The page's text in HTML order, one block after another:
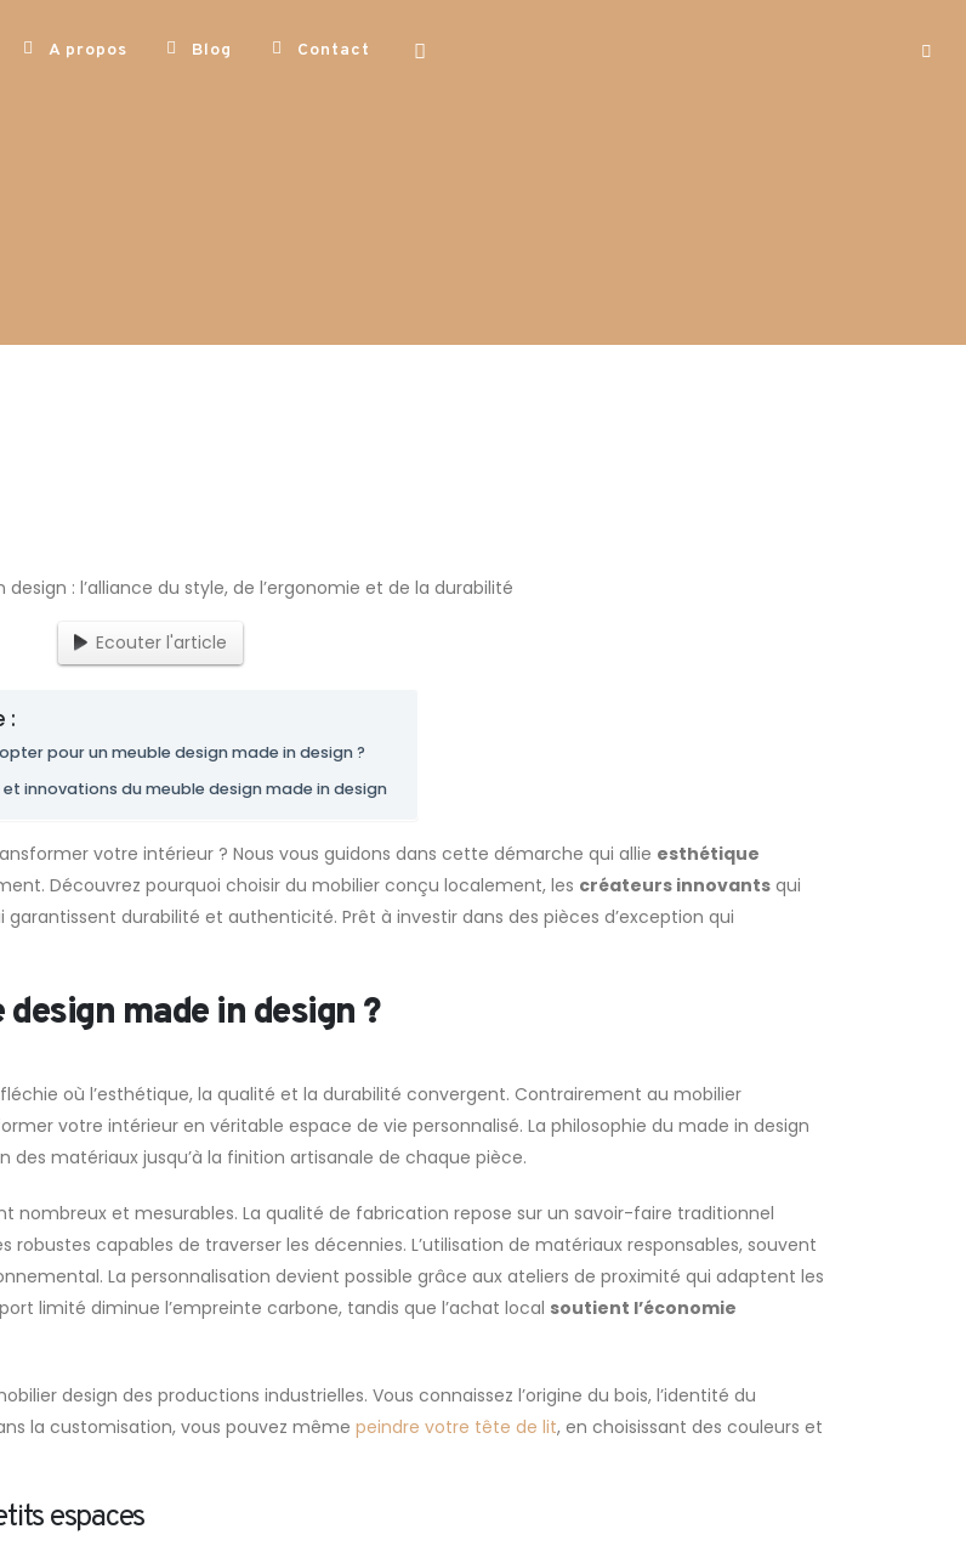
A propos Blog Contact
Ecouter l'article
:
pour un meuble design made in design ?
et innovations du meuble design made in design
votre intérieur ? Nous vous guidons dans cette démarche qui allie esthétique
Découvrez pourquoi choisir du mobilier conçu localement, les créateurs innovants qui
garantissent durabilité et authenticité. Prêt à investir dans des pièces d’exception qui
made in design ?
où l’esthétique, la qualité et la durabilité convergent. Contrairement au mobilier
votre intérieur en véritable espace de vie personnalisé. La philosophie du made in design
matériaux jusqu’à la finition artisanale de chaque pièce.
nombreux et mesurables. La qualité de fabrication repose sur un savoir-faire traditionnel
capables de traverser les décennies. L’utilisation de matériaux responsables, souvent
La personnalisation devient possible grâce aux ateliers de proximité qui adaptent les
limité diminue l’empreinte carbone, tandis que l’achat local soutient l’économie
design des productions industrielles. Vous connaissez l’origine du bois, l’identité du
la customisation, vous pouvez même peindre votre tête de lit, en choisissant des couleurs et
espaces